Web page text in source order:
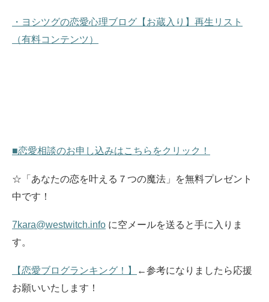
・ヨシツグの恋愛心理ブログ【お蔵入り】再生リスト
（有料コンテンツ）
■恋愛相談のお申し込みはこちらをクリック！
☆「あなたの恋を叶える７つの魔法」を無料プレゼント
中です！
7kara@westwitch.info に空メールを送ると手に入りま
す。
【恋愛ブログランキング！】
←参考になりましたら応援
お願いいたします！